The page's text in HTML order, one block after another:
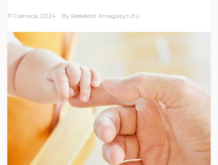
11 Czerwca, 2024 By Redaktor Xmagazyn.eu